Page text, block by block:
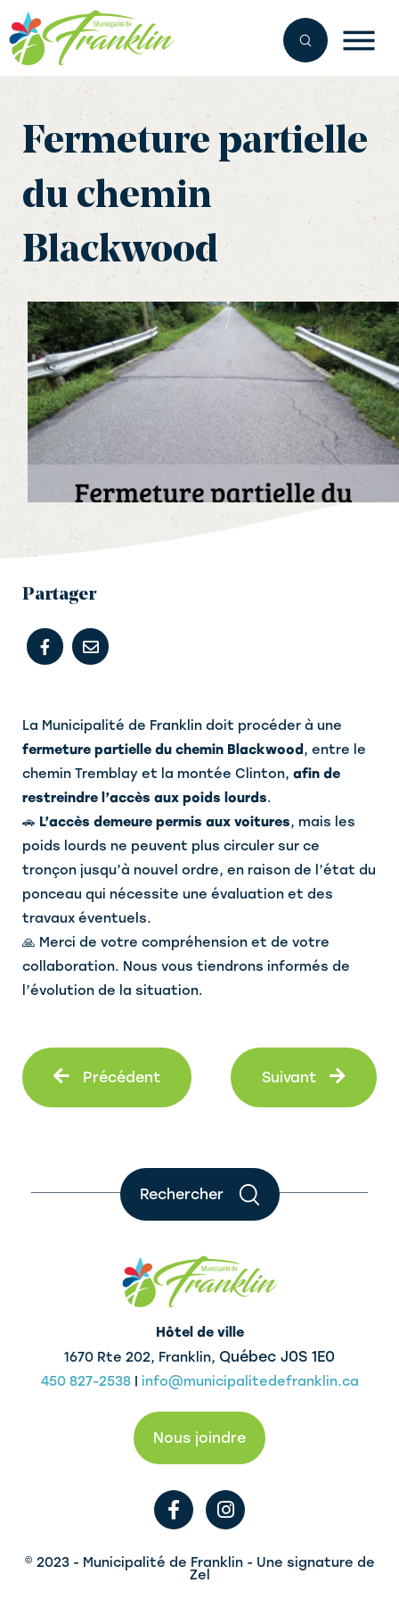
Aller
au
contenu
Fermeture partielle
du chemin
Blackwood
La Municipalité de Franklin doit procéder à une
fermeture partielle du chemin Blackwood , entre le
chemin Tremblay et la montée Clinton, afin de
restreindre l’accès aux poids lourds.
🚗 L’accès demeure permis aux voitures, mais les
poids lourds ne peuvent plus circuler sur ce
tronçon jusqu’à nouvel ordre, en raison de l’état du
ponceau qui nécessite une évaluation et des
travaux éventuels.
🙏 Merci de votre compréhension et de votre
collaboration. Nous vous tiendrons informés de
l’évolution de la situation.
Précédent Suivant
Partager
Rechercher
F
a
e
I
n
t
Hôtel de ville
1670 Rte 202, Franklin, Québec J0S 1E0
450 827-2538| info@municipalitedefranklin.ca
Nous joindre
© 2023 - Municipalité de Franklin - Une signature de
Zel